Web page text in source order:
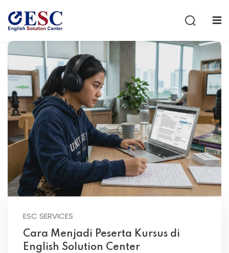
ESC SERVICES
Cara Menjadi Peserta Kursus di
English Solution Center
Don’t have an account?Sign up
Remember me Lost your password?